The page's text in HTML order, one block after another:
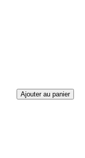
Ajouter au panier